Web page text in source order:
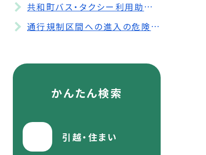
共和町バス・タクシー利用助成券交付事業について
通行規制区間への進入の危険性について
かんたん検索
引越・住まい